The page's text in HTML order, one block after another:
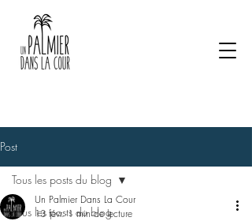
Post
Tous les posts du blog
Tous les posts du blog
Un Palmier Dans La Cour
13 févr. 1 min de lecture